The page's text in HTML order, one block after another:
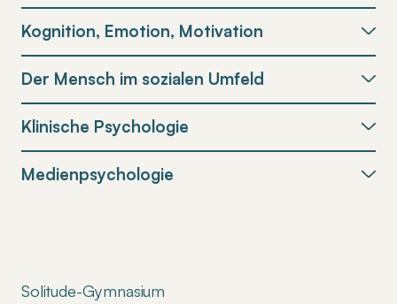
Kognition, Emotion, Motivation
Der Mensch im sozialen Umfeld
Klinische Psychologie
Medienpsychologie
Solitude-Gymnasium